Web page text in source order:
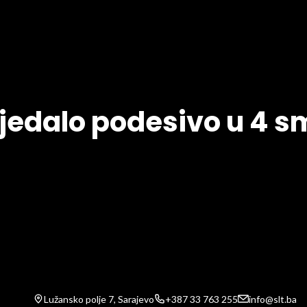
podesivo u 4
Lužansko polje 7, Sarajevo +387 33 763 255 info@slt.ba